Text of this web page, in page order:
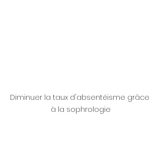
Diminuer la taux d'absentéisme grâce
à la sophrologie